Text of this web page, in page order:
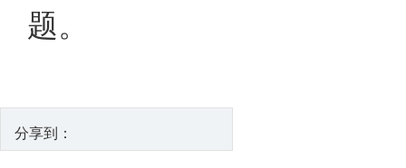
题。
分享到：